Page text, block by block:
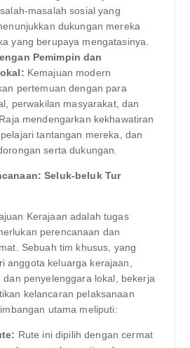
masalah sosial yang
dukungan mereka
yang berupaya mengatasinya.
Pemimpin dan
Kemajuan modern
pertemuan dengan para
perwakilan masyarakat, dan
mendengarkan kekhawatiran
tantangan mereka, dan
serta dukungan.
Seluk-beluk Tur
Kerajaan adalah tugas
perencanaan dan
Sebuah tim khusus, yang
anggota keluarga kerajaan,
dan penyelenggara lokal, bekerja
kelancaran pelaksanaan
utama meliputi:
Rute ini dipilih dengan cermat